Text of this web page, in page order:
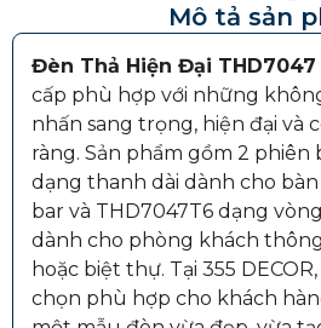
Mô tả sản
Đèn Thả Hiện Đại THD7047
cấp phù hợp với những
nhấn sang trọng, hiện đại và
ràng. Sản phẩm gồm 2 phiên
dạng thanh dài dành cho
bar và THD7047T6 dạng
dành cho phòng khách
hoặc biệt thự. Tại 355
chọn phù hợp cho khách